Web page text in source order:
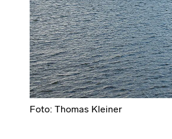
Foto: Thomas Kleiner